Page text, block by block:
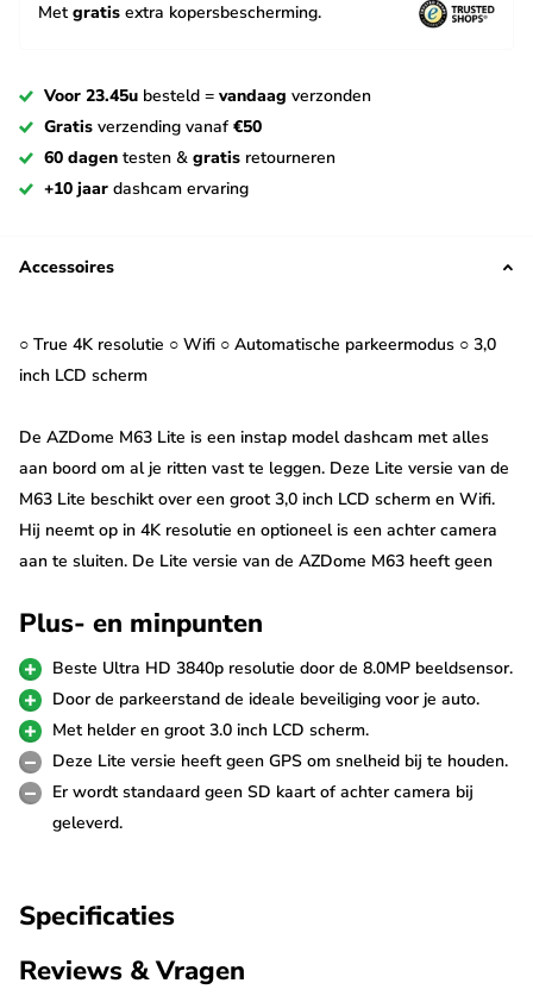
Met gratis extra kopersbescherming.
Voor 23.45u besteld = vandaag verzonden
Gratis verzending vanaf €50
60 dagen testen & gratis retourneren
+10 jaar dashcam ervaring
Accessoires
○ True 4K resolutie ○ Wifi ○ Automatische parkeermodus ○ 3,0
inch LCD scherm
De AZDome M63 Lite is een instap model dashcam met alles
aan boord om al je ritten vast te leggen. Deze Lite versie van de
M63 Lite beschikt over een groot 3,0 inch LCD scherm en Wifi.
Hij neemt op in 4K resolutie en optioneel is een achter camera
aan te sluiten. De Lite versie van de AZDome M63 heeft geen
Ultra 4K resolutie
De AZDome M63 Lite dashcam is uitgerust met de nieuwste
8.0MP beeldsensor die garant staat voor de scherpste Ultra 4K
video's. Hij filmt met een resolutie van 3840p*2160p in 25fps,
maar je kunt hem ook op FullHD 60fps laten opnemen. De HDR
technologie staat garant voor een perfecte beeldkwaliteit bij
minder geschikt om in vrachtwagens of andere voertuigen met
Plus- en minpunten
Beste Ultra HD 3840p resolutie door de 8.0MP beeldsensor.
Door de parkeerstand de ideale beveiliging voor je auto.
Met helder en groot 3.0 inch LCD scherm.
Deze Lite versie heeft geen GPS om snelheid bij te houden.
Er wordt standaard geen SD kaart of achter camera bij
geleverd.
Specificaties
Reviews & Vragen